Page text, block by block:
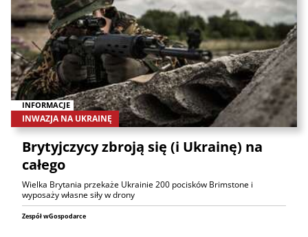
INFORMACJE
INWAZJA NA UKRAINĘ
Brytyjczycy zbroją się (i Ukrainę) na
całego
Wielka Brytania przekaże Ukrainie 200 pocisków Brimstone i
wyposaży własne siły w drony
Zespół wGospodarce